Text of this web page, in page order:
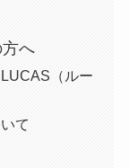
へ
（ルー
て